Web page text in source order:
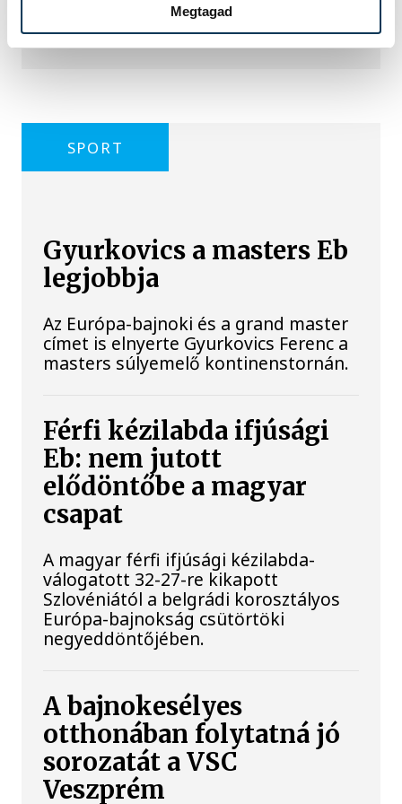
Megtagad
is lekapcsolta a veszprémi épületek
és nevezetességek díszkivilágítását.
SPORT
Gyurkovics a masters Eb
legjobbja
Az Európa-bajnoki és a grand master
címet is elnyerte Gyurkovics Ferenc a
masters súlyemelő kontinenstornán.
Férfi kézilabda ifjúsági
Eb: nem jutott
elődöntőbe a magyar
csapat
A magyar férfi ifjúsági kézilabda-
válogatott 32-27-re kikapott
Szlovéniától a belgrádi korosztályos
Európa-bajnokság csütörtöki
negyeddöntőjében.
A bajnokesélyes
otthonában folytatná jó
sorozatát a VSC
Veszprém